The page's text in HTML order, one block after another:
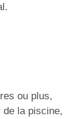
ou plus,
de la piscine,